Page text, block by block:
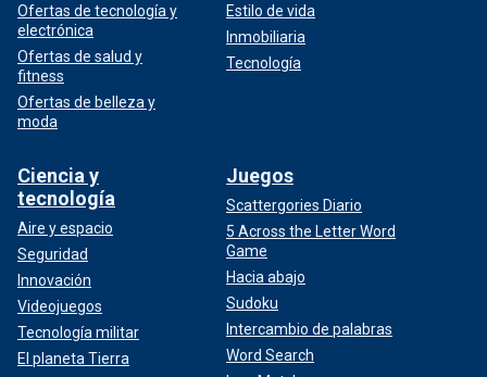
Ofertas de tecnología y
electrónica
Ofertas de salud y
fitness
Ofertas de belleza y
moda
Estilo de vida
Inmobiliaria
Tecnología
Ciencia y
tecnología
Aire y espacio
Seguridad
Innovación
Videojuegos
Tecnología militar
El planeta Tierra
Juegos
Scattergories Diario
5 Across the Letter Word
Game
Hacia abajo
Sudoku
Intercambio de palabras
Word Search